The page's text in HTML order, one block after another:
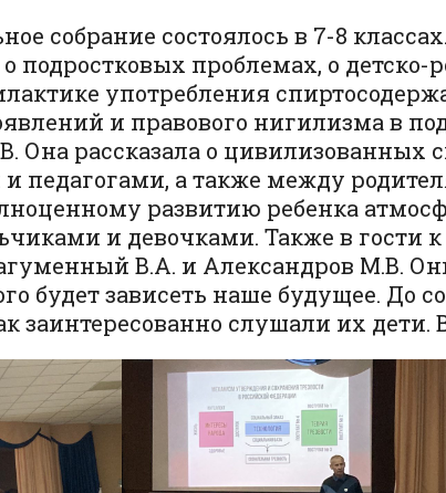
собрание состоялось в 7-8
подростковых проблемах, о
употребления
и правового нигилизма в
Она рассказала о
педагогами, а также между
развитию ребенка
и девочками. Также в гости
В.А. и Александров М.В.
будет зависеть наше будущее. До
заинтересованно слушали их